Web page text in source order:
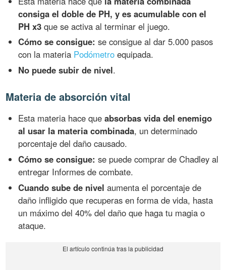
consiga el doble de PH, y es acumulable con el
PH x3 que se activa al terminar el juego.
Cómo se consigue: se consigue al dar 5.000 pasos
con la materia Podómetro equipada.
No puede subir de nivel.
Materia de absorción vital
Esta materia hace queabsorbas vida del enemigo
al usar la materia combinada, un determinado
porcentaje del daño causado.
Cómo se consigue: se puede comprar de Chadley al
entregar Informes de combate.
Cuando sube de nivel aumenta el porcentaje de
daño infligido que recuperas en forma de vida, hasta
un máximo del 40% del daño que haga tu magia o
ataque.